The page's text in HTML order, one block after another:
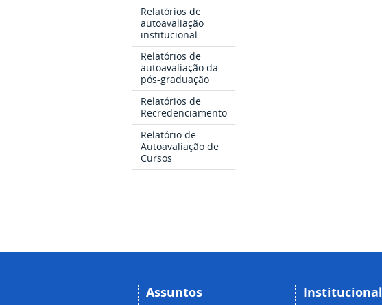
Relatórios de
autoavaliação
institucional
Relatórios de
autoavaliação da
pós-graduação
Relatórios de
Recredenciamento
Relatório de
Autoavaliação de
Cursos
Assuntos Institucional